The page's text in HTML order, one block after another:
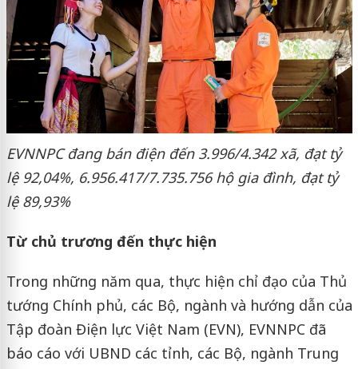
EVNNPC đang bán điện đến 3.996/4.342 xã, đạt tỷ
lệ 92,04%, 6.956.417/7.735.756 hộ gia đình, đạt tỷ
lệ 89,93%
Từ chủ trương đến thực hiện
Trong những năm qua, thực hiện chỉ đạo của Thủ
tướng Chính phủ, các Bộ, ngành và hướng dẫn của
Tập đoàn Điện lực Việt Nam (EVN), EVNNPC đã
báo cáo với UBND các tỉnh, các Bộ, ngành Trung